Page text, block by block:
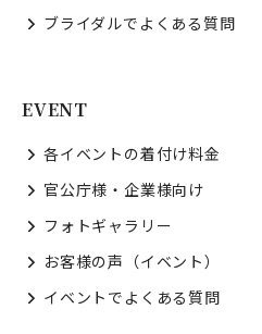
ブライダルでよくある質問
EVENT
各イベントの着付け料金
官公庁様・企業様向け
フォトギャラリー
お客様の声（イベント）
イベントでよくある質問